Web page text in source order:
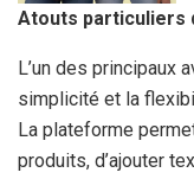
Atouts particuliers
L’un des principaux
simplicité et la
La plateforme
produits, d’ajouter